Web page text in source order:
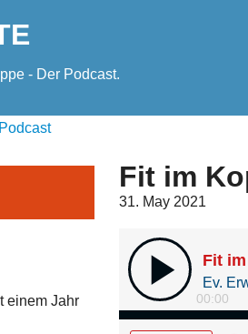
- Der Podcast.
einem Jahr
Fit im
31. May 2021
Fit
Ev.
00:00